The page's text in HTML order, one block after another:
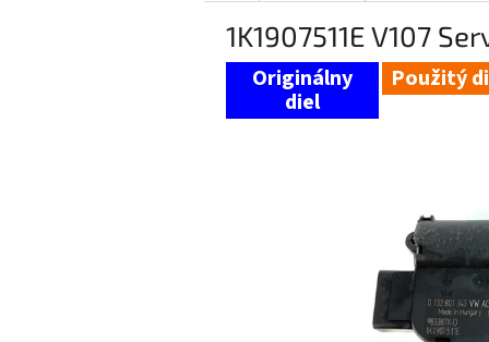
1K1907511E V107
Použitý